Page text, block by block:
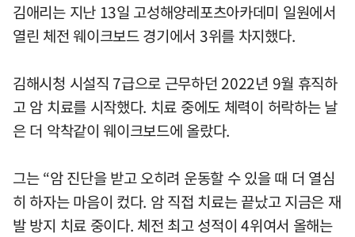
김애리는 지난 13일 고성해양레포츠아카데미 일원에서
열린 체전 웨이크보드 경기에서 3위를 차지했다.
김해시청 시설직 7급으로 근무하던 2022년 9월 휴직하
고 암 치료를 시작했다. 치료 중에도 체력이 허락하는 날
은 더 악착같이 웨이크보드에 올랐다.
그는 “암 진단을 받고 오히려 운동할 수 있을 때 더 열심
히 하자는 마음이 컸다. 암 직접 치료는 끝났고 지금은 재
발 방지 치료 중이다. 체전 최고 성적이 4위여서 올해는